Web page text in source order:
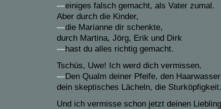
—einiges falsch gemacht, als Vater zumal.
Aber durch die Kinder,
—die Marianne dir schenkte,
durch Martina, Jörg, Erik und Dirk
—hast du alles richtig gemacht.
Tschüs, Uwe! Ich werd dich vermissen.
—Den Qualm deiner Pfeife, den
dein skeptisches Lächeln, die Sturköpfigkeit.
Und ich vermisse schon jetzt deinen